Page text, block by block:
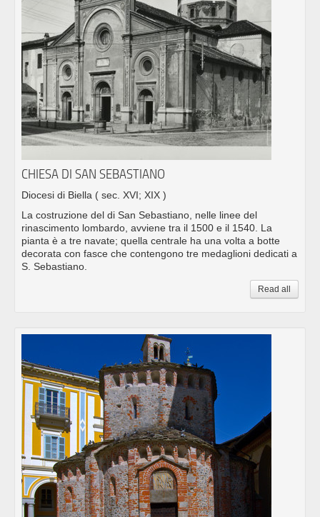
CHIESA DI SAN SEBASTIANO
Diocesi di Biella ( sec. XVI; XIX )
La costruzione del di San Sebastiano, nelle linee del
rinascimento lombardo, avviene tra il 1500 e il 1540. La
pianta è a tre navate; quella centrale ha una volta a botte
decorata con fasce che contengono tre medaglioni dedicati a
S. Sebastiano.
Read all